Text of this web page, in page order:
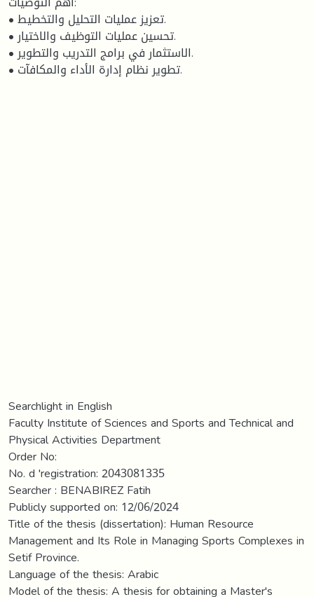
• تعزيز عمليات التحليل والتخطيط.
• تحسين عمليات التوظيف والاختيار.
• الاستثمار في برامج التدريب والتطوير.
• تطوير نظام إدارة الأداء والمكافآت.
Searchlight in English
Faculty Institute of Sciences and Sports and Technical and
Physical Activities Department
Order No:
No. d 'registration: 2043081335
Searcher : BENABIREZ Fatih
Publicly supported on: 12/06/2024
Title of the thesis (dissertation): Human Resource
Management and Its Role in Managing Sports Complexes in
Setif Province.
Language of the thesis: Arabic
Model of the thesis: A thesis for obtaining a Master's